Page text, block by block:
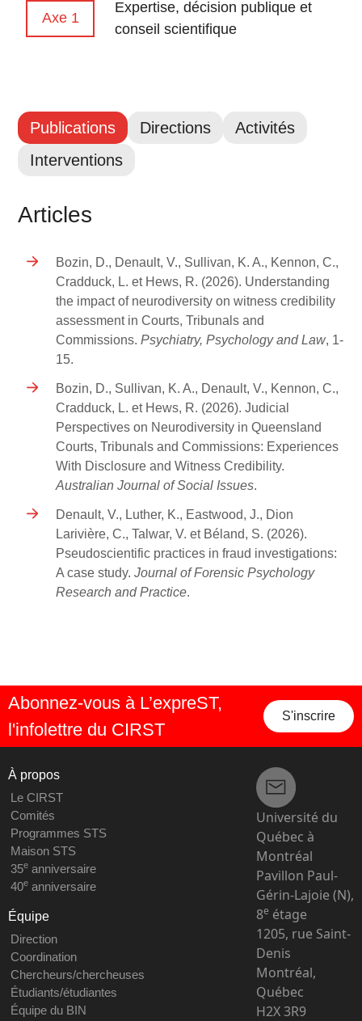
Axe 1
Expertise, décision publique et
conseil scientifique
Publications Directions
Activités
Interventions
Articles
Bozin, D., Denault, V., Sullivan, K. A., Kennon, C.,
Cradduck, L. et Hews, R. (2026). Understanding
the impact of neurodiversity on witness credibility
assessment in Courts, Tribunals and
Commissions.Psychiatry, Psychology and Law, 1-
15.
Bozin, D., Sullivan, K. A., Denault, V., Kennon, C.,
Cradduck, L. et Hews, R. (2026). Judicial
Perspectives on Neurodiversity in Queensland
Courts, Tribunals and Commissions: Experiences
With Disclosure and Witness Credibility.
Australian Journal of Social Issues.
Denault, V., Luther, K., Eastwood, J., Dion
Larivière, C., Talwar, V. et Béland, S. (2026).
Pseudoscientific practices in fraud investigations:
A case study.Journal of Forensic Psychology
Research and Practice.
Abonnez-vous à L’expreST,
l'infolettre du CIRST
S'inscrire
À propos
Le CIRST
Comités
Programmes STS
Maison STS
35eanniversaire
40eanniversaire
Équipe
Direction
Coordination
Chercheurs/chercheuses
Étudiants/étudiantes
Équipe du BIN
Université du
Québec à
Montréal
Pavillon Paul-
Gérin-Lajoie (N),
8e étage
1205, rue Saint-
Denis
Montréal,
Québec
H2X 3R9